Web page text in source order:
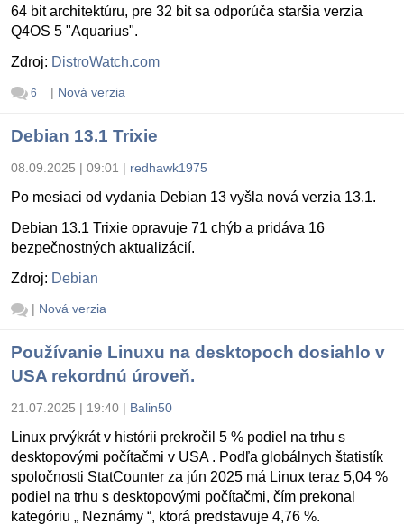
64 bit architektúru, pre 32 bit sa odporúča staršia verzia
Q4OS 5 "Aquarius".
Zdroj: DistroWatch.com
6 | Nová verzia
Debian 13.1 Trixie
08.09.2025 | 09:01 | redhawk1975
Po mesiaci od vydania Debian 13 vyšla nová verzia 13.1.
Debian 13.1 Trixie opravuje 71 chýb a pridáva 16
bezpečnostných aktualizácií.
Zdroj: Debian
| Nová verzia
Používanie Linuxu na desktopoch dosiahlo v
USA rekordnú úroveň.
21.07.2025 | 19:40 | Balin50
Linux prvýkrát v histórii prekročil 5 % podiel na trhu s
desktopovými počítačmi v USA . Podľa globálnych štatistík
spoločnosti StatCounter za jún 2025 má Linux teraz 5,04 %
podiel na trhu s desktopovými počítačmi, čím prekonal
kategóriu „ Neznámy “, ktorá predstavuje 4,76 %.